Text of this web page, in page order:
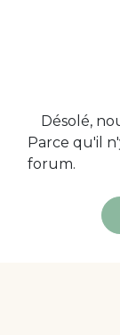
Désolé,
Parce qu'il
forum.